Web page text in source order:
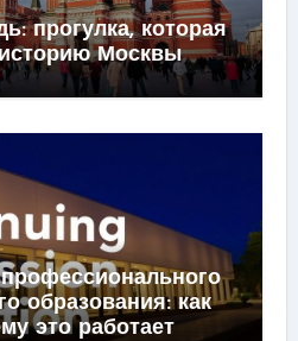
прогулка, которая
Москвы
образования: как
это работает